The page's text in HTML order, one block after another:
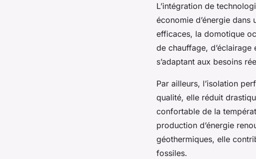
L’intégration de
économie d’énergie
efficaces, la domotique
de chauffage,
s’adaptant aux besoins
Par ailleurs, l’isolation
qualité, elle réduit
confortable de la
production d’énergie
géothermiques, elle
fossiles.